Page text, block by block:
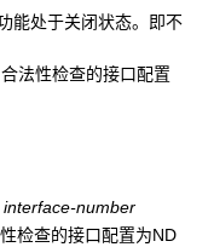
能处于关闭状态。即不
法性检查的接口配置
number
检查的接口配置为ND